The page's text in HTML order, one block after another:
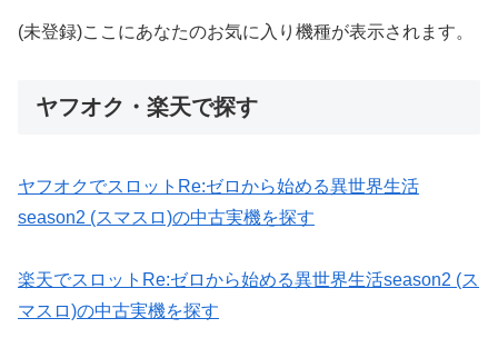
(未登録)ここにあなたのお気に入り機種が表示されます。
ヤフオク・楽天で探す
ヤフオクでスロットRe:ゼロから始める異世界生活
season2 (スマスロ)の中古実機を探す
楽天でスロットRe:ゼロから始める異世界生活season2 (ス
マスロ)の中古実機を探す